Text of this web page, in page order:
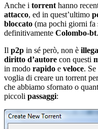
Anche i torrent hanno
attacco, ed in quest’ultimo
bloccato (ma pochi giorni fa
definitivamente Colombo-bt.
Il p2p in sé però, non è
diritto d’autore con questi
in modo rapido e veloce.
voglia di creare un torrent
che abbiamo sfornato o
piccoli passaggi: